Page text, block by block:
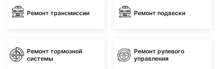
Ремонт трансмиссии Ремонт подвески
Ремонт тормозной
системы
Ремонт рулевого
управления